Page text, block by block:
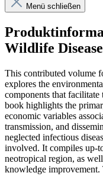
Menü schließen
Wildlife
This contributed volume
explores the
components that facilitate
book highlights the
economic variables
transmission, and
neglected infectious
involved. It compiles up-
neotropical region, as
knowledge improvement.